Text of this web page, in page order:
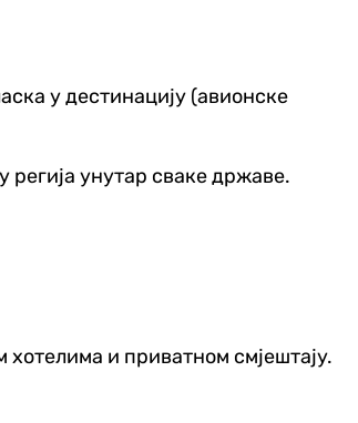
у дестинацију (авионске
регија унутар сваке државе.
и приватном смјештају.